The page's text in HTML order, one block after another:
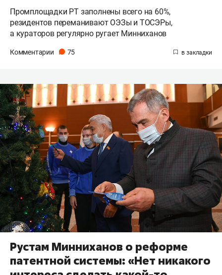
Промплощадки РТ заполнены всего на 60%,
резидентов переманивают ОЭЗы и ТОСЭРы,
а кураторов регулярно ругает Минниханов
Комментарии 75
Рустам Минниханов о реформе
патентной системы: «Нет никакого